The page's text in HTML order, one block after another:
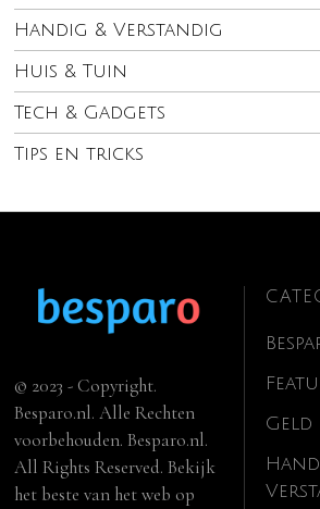
Handig & Verstandig
Huis & Tuin
Tech & Gadgets
Tips en tricks
© 2023 - Copyright.
Besparo.nl. Alle Rechten
voorbehouden. Besparo.nl.
All Rights Reserved. Bekijk
het beste van het web op
Geld